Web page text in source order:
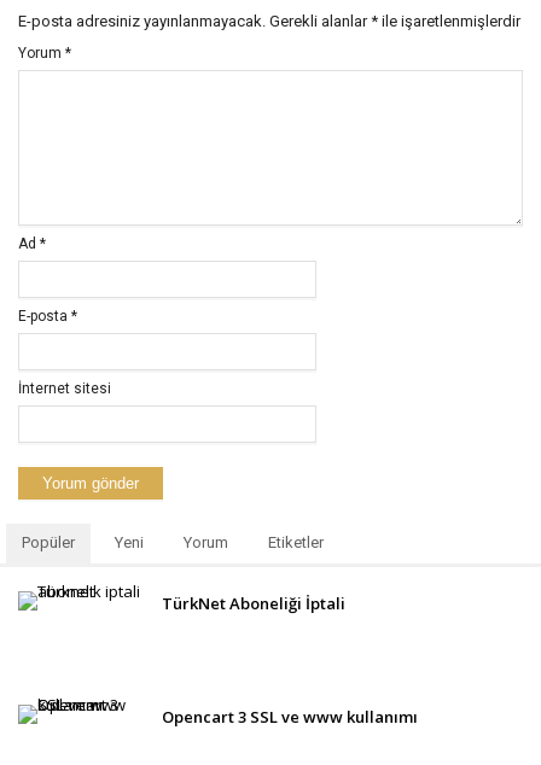
E-posta adresiniz yayınlanmayacak. Gerekli alanlar* ile işaretlenmişlerdir
Yorum *
Ad *
E-posta *
İnternet sitesi
Popüler Yeni Yorum Etiketler
TürkNet Aboneliği İptali
Opencart 3 SSL ve www kullanımı